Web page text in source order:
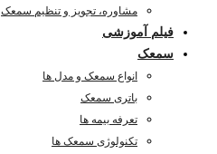
مشاوره، تجویز و تنظیم سمعک
فیلم آموزشی
سمعک
انواع سمعک و مدل ها
باتری سمعک
تعرفه بیمه ها
تکنولوژی سمعک ها